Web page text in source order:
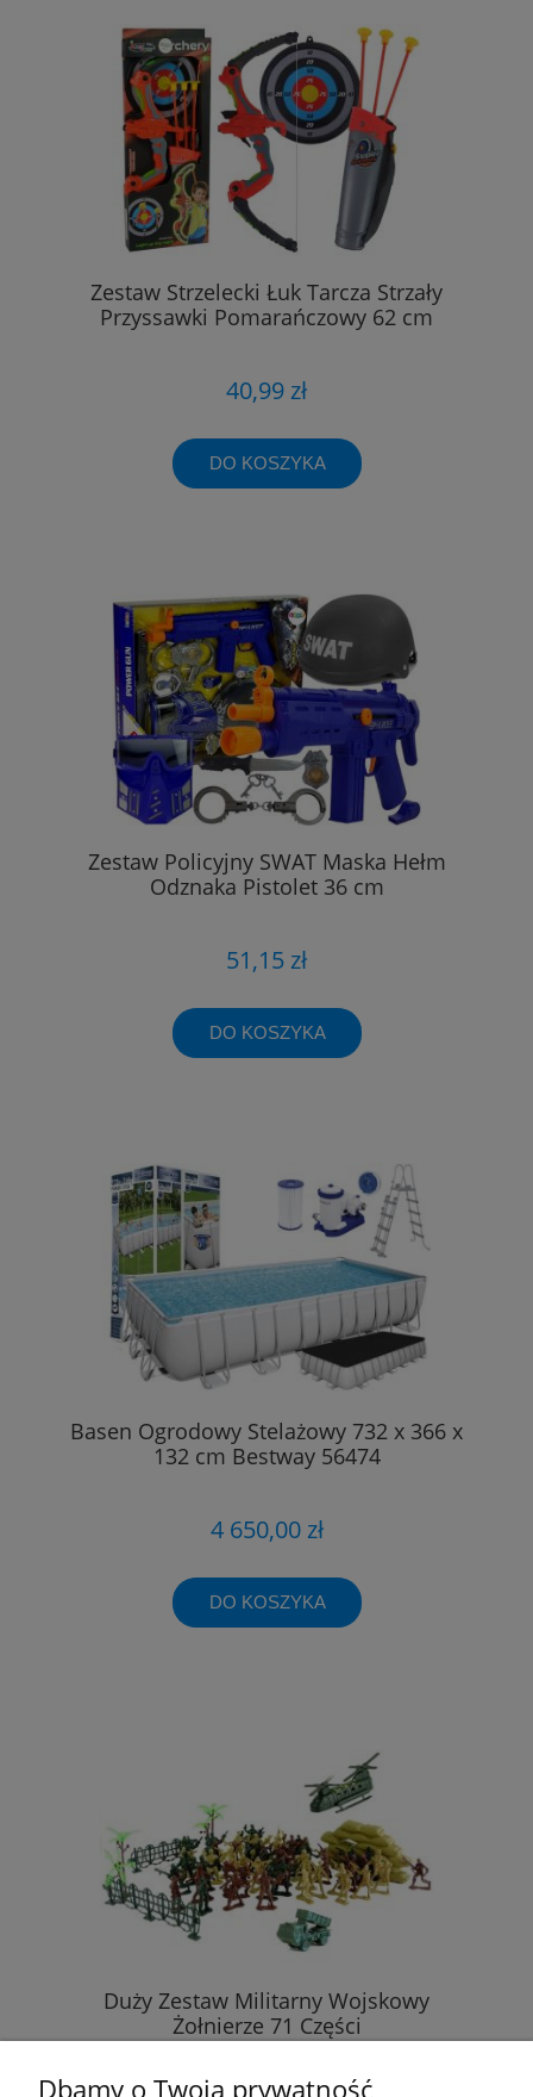
Zestaw Strzelecki Łuk Tarcza Strzały
Przyssawki Pomarańczowy 62 cm
40,99 zł
DO KOSZYKA
Zestaw Policyjny SWAT Maska Hełm
Odznaka Pistolet 36 cm
51,15 zł
DO KOSZYKA
Basen Ogrodowy Stelażowy 732 x 366 x
132 cm Bestway 56474
4 650,00 zł
DO KOSZYKA
Duży Zestaw Militarny Wojskowy
Żołnierze 71 Części
Dbamy o Twoją prywatność